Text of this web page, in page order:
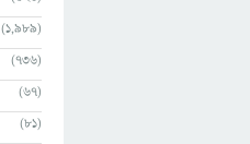
(1,989)
(736)
(67)
(81)